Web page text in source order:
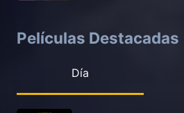
Películas Destacadas
Día